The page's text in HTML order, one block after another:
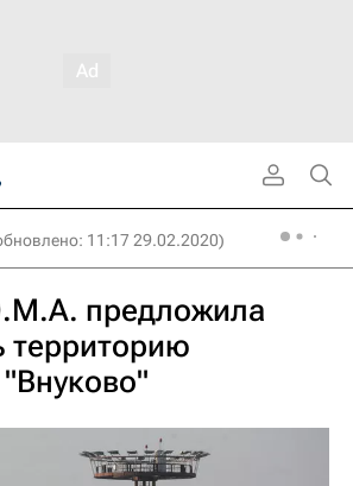
11:17 29.02.2020)
предложила
территорию